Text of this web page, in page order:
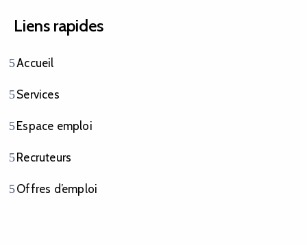
Liens rapides
Accueil
Services
Espace emploi
Recruteurs
Offres d’emploi